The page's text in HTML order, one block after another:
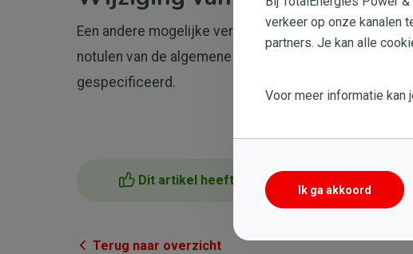
Een andere mogelijke verandering is een verandering
notulen van de algemene vergadering nodig, evenals
gespecificeerd.
Dit artikel heeft me geholpen
Terug naar overzicht
verkeer op onze kanalen
partners. Je kan alle
Voor meer informatie kan
Ik ga akkoord